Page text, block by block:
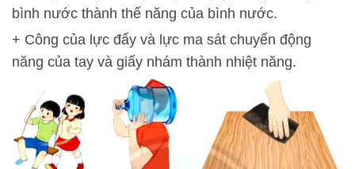
bình nước thành thế năng của bình nước.
+ Công của lực đẩy và lực ma sát chuyển động
năng của tay và giấy nhám thành nhiệt năng.